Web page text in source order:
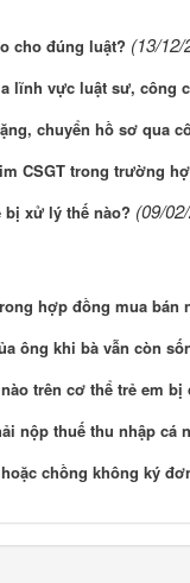
cho đúng luật? (13/12/
lĩnh vực luật sư, công
chuyển hồ sơ qua
CSGT trong trường
bị xử lý thế nào? (09/
hợp đồng mua bán
ông khi bà vẫn còn
trên cơ thể trẻ em bị
nộp thuế thu nhập cá
chồng không ký